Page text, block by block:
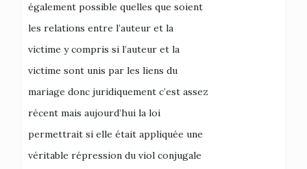
également possible quelles que soient
les relations entre l’auteur et la
victime y compris si l’auteur et la
victime sont unis par les liens du
mariage donc juridiquement c’est assez
récent mais aujourd’hui la loi
permettrait si elle était appliquée une
véritable répression du viol conjugale